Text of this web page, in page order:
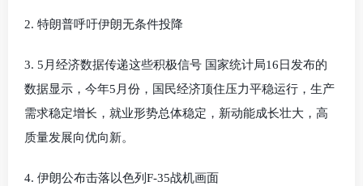
2. 特朗普呼吁伊朗无条件投降
3. 5月经济数据传递这些积极信号 国家统计局16日发布的
数据显示，今年5月份，国民经济顶住压力平稳运行，生产
需求稳定增长，就业形势总体稳定，新动能成长壮大，高
质量发展向优向新。
4. 伊朗公布击落以色列F-35战机画面